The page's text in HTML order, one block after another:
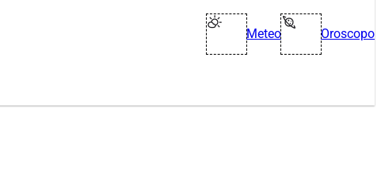
Meteo Oroscopo